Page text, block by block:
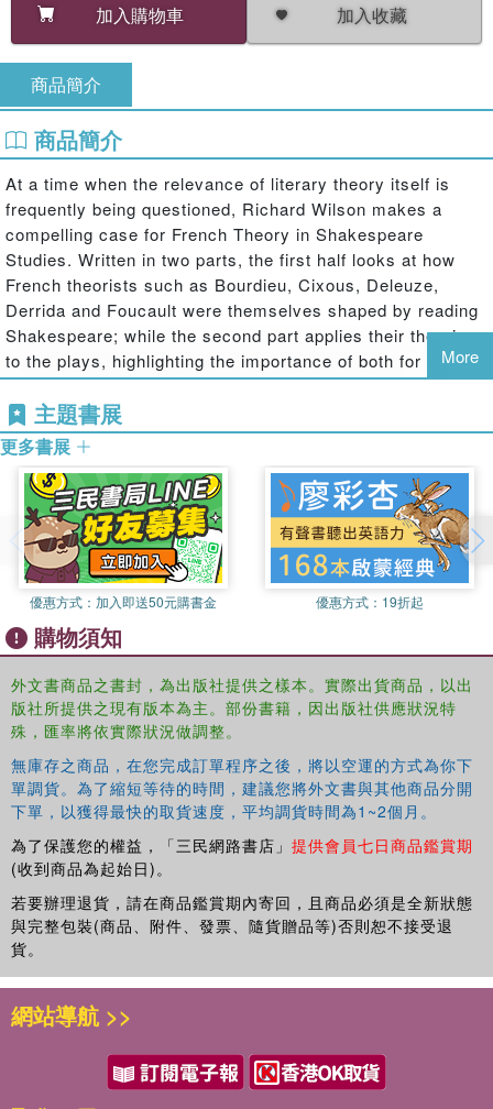
加入購物車 加入收藏
商品簡介
商品簡介
At a time when the relevance of literary theory itself is
frequently being questioned, Richard Wilson makes a
compelling case for French Theory in Shakespeare
Studies. Written in two parts, the first half looks at how
French theorists such as Bourdieu, Cixous, Deleuze,
Derrida and Foucault were themselves shaped by reading
Shakespeare; while the second part applies their theories
to the plays, highlighting the importance of both for current
debates about borders, terrorism, toleration and a multi-
cultural Europe.
Contrasting French and Anglo-Saxon attitudes, Wilson
shows how in France, Shakespeare has been seen not as
a man for the monarchy, but a man of the mob. French
Theory thus helps us understand why Shakepeare's plays
swing between violence and hope. Highlighting the recent
religious turn in theory, Wilson encourages a reading of
plays likeHamlet,Julius Caesar
A Midsummer Night's
DreamandTwelth Night
Examining both the violent history and promising future of
the plays,Shakespeare in French Theoryis a timely
reminder of the relevance of Shakespeare and the lasting
value of French thinking for the democracy to come.
More
主題書展
更多書展
優惠方式： 加入即送50元購書金 優惠方式： 19折起
購物須知
外文書商品之書封，為出版社提供之樣本。實際出貨商品，以出
版社所提供之現有版本為主。部份書籍，因出版社供應狀況特
殊，匯率將依實際狀況做調整。
無庫存之商品，在您完成訂單程序之後，將以空運的方式為你下
單調貨。為了縮短等待的時間，建議您將外文書與其他商品分開
下單，以獲得最快的取貨速度，平均調貨時間為1~2個月。
為了保護您的權益，「三民網路書店」 提供會員七日商品鑑賞期
(收到商品為起始日)。
若要辦理退貨，請在商品鑑賞期內寄回，且商品必須是全新狀態
與完整包裝(商品、附件、發票、隨貨贈品等)否則恕不接受退
貨。
網站導航 >>